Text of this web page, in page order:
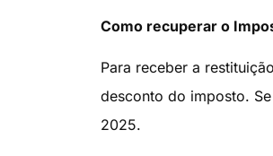
Como recuperar o
Para receber a
desconto do imposto.
2025.